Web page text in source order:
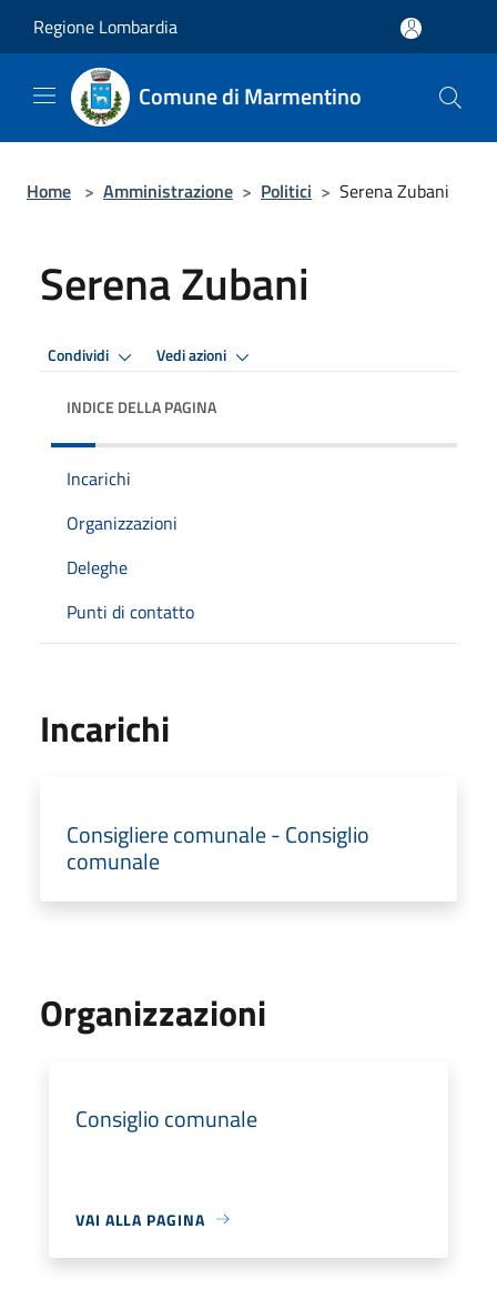
Regione Lombardia
Comune di Marmentino
Home > Amministrazione > Politici > Serena Zubani
Serena Zubani
Condividi Vedi azioni
INDICE DELLA PAGINA
Incarichi
Organizzazioni
Deleghe
Punti di contatto
Incarichi
Consigliere comunale - Consiglio
comunale
Organizzazioni
Consiglio comunale
VAI ALLA PAGINA